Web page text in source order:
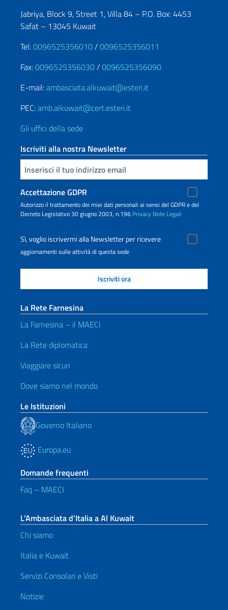
Jabriya, Block 9, Street 1, Villa 84 – P.O. Box: 4453
Safat – 13045 Kuwait
Tel:0096525356010/0096525356011
Fax:0096525356030/0096525356090
E-mail:ambasciata.alkuwait@esteri.it
PEC:amb.alkuwait@cert.esteri.it
Gli uffici della sede
Iscriviti alla nostra Newsletter
Inserisci la tua email
Accettazione GDPR
Autorizzo il trattamento dei miei dati personali ai sensi del GDPR e del
Decreto Legislativo 30 giugno 2003, n.196 Privacy Note Legali
Sì, voglio iscrivermi alla Newsletter per ricevere
aggiornamenti sulle attività di questa sede
La Rete Farnesina
La Farnesina – il MAECI
La Rete diplomatica
Viaggiare sicuri
Dove siamo nel mondo
Le Istituzioni
Governo Italiano
Europa.eu
Domande frequenti
Faq – MAECI
L’Ambasciata d’Italia a Al Kuwait
Chi siamo
Italia e Kuwait
Servizi Consolari e Visti
Notizie